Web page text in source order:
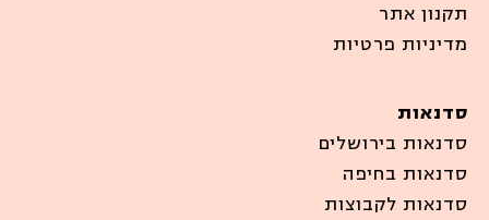
תקנון אתר
מדיניות פרטיות
סדנאות
סדנאות בירושלים
סדנאות בחיפה
סדנאות לקבוצות